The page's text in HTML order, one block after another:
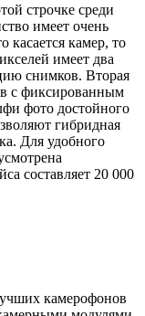
строчке среди
имеет очень
касается камер, то
имеет два
снимков. Вторая
с фиксированным
фото достойного
гибридная
Для удобного
составляет 20 000
камерофонов